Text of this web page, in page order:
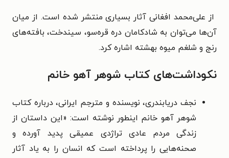
از علی‌محمد افغانی آثار بسیاری منتشر شده است. از میان
آن‌ها می‌توان به شادکامان دره قره‌سو، سیندخت، بافته‌های
رنج و شلغم میوه بهشته اشاره کرد.
نکوداشت‌های کتاب شوهر آهو خانم
نجف دریابندری، نویسنده و مترجم ایرانی، درباره کتاب
شوهر آهو خانم اینطور نوشته است: «این داستان از
زندگی مردم عادی تراژدی عمیقی پدید آورده و
صحنه‌هایی را پرداخته است که انسان را به یاد آثار